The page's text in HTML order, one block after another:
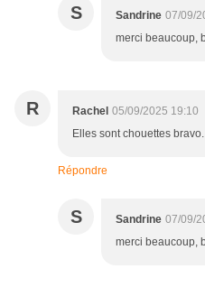
S Sandrine 07/09/
merci beaucoup,
R Rachel 05/09/2025 19:10
Elles sont chouettes
Répondre
S Sandrine 07/09/
merci beaucoup,